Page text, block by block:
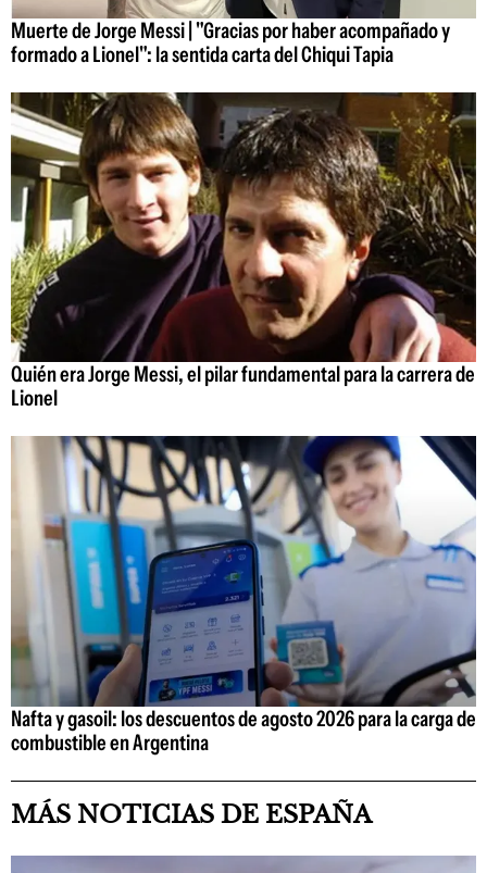
Muerte de Jorge Messi | "Gracias por haber acompañado y
formado a Lionel": la sentida carta del Chiqui Tapia
Quién era Jorge Messi, el pilar fundamental para la carrera de
Lionel
Nafta y gasoil: los descuentos de agosto 2026 para la carga de
combustible en Argentina
MÁS NOTICIAS DE ESPAÑA